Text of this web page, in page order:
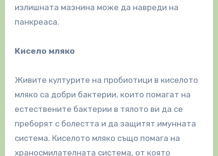
излишната мазнина може да навреди на
панкреаса.
Кисело мляко
Живите културите на пробиотици в киселото
мляко са добри бактерии, които помагат на
естествените бактерии в тялото ви да се
преборят с болестта и да защитят имунната
система. Киселото мляко също помага на
храносмилателната система, от която